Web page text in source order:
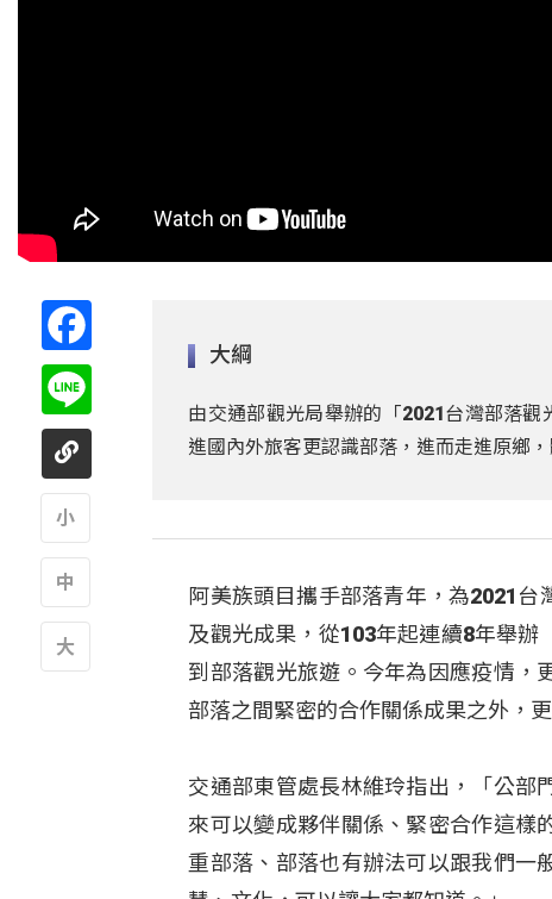
大綱
由交通部觀光局舉辦的「2021台灣部落
進國內外旅客更認識部落，進而走進原鄉
阿美族頭目攜手部落青年，為2021
及觀光成果，從103年起連續8年舉
到部落觀光旅遊。今年為因應疫情，
部落之間緊密的合作關係成果之外，
交通部東管處長林維玲指出，「公部
來可以變成夥伴關係、緊密合作這樣
重部落、部落也有辦法可以跟我們一